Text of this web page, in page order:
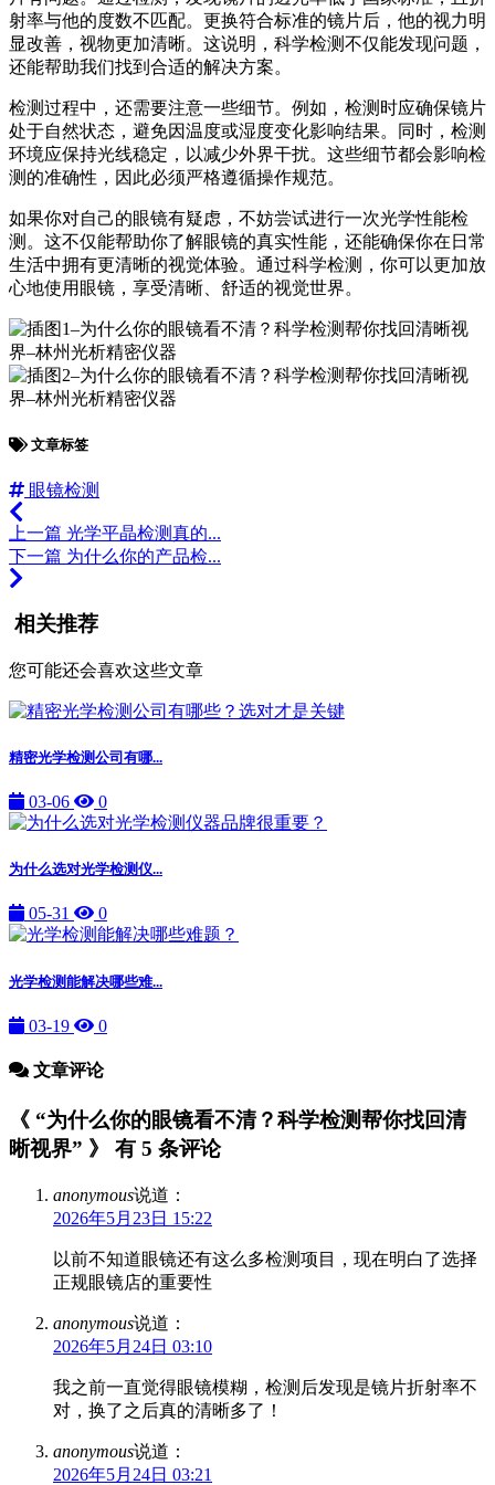
射率与他的度数不匹配。更换符合标准的镜片后，他的视力明
显改善，视物更加清晰。这说明，科学检测不仅能发现问题，
还能帮助我们找到合适的解决方案。
检测过程中，还需要注意一些细节。例如，检测时应确保镜片
处于自然状态，避免因温度或湿度变化影响结果。同时，检测
环境应保持光线稳定，以减少外界干扰。这些细节都会影响检
测的准确性，因此必须严格遵循操作规范。
如果你对自己的眼镜有疑虑，不妨尝试进行一次光学性能检
测。这不仅能帮助你了解眼镜的真实性能，还能确保你在日常
生活中拥有更清晰的视觉体验。通过科学检测，你可以更加放
心地使用眼镜，享受清晰、舒适的视觉世界。
文章标签
眼镜检测
上一篇 光学平晶检测真的...
下一篇 为什么你的产品检...
相关推荐
您可能还会喜欢这些文章
精密光学检测公司有哪...
03-06 0
为什么选对光学检测仪...
05-31 0
光学检测能解决哪些难...
03-19 0
文章评论
《 “为什么你的眼镜看不清？科学检测帮你找回清
晰视界” 》 有 5 条评论
anonymous说道：
2026年5月23日 15:22
以前不知道眼镜还有这么多检测项目，现在明白了选择
正规眼镜店的重要性
anonymous说道：
2026年5月24日 03:10
我之前一直觉得眼镜模糊，检测后发现是镜片折射率不
对，换了之后真的清晰多了！
anonymous说道：
2026年5月24日 03:21